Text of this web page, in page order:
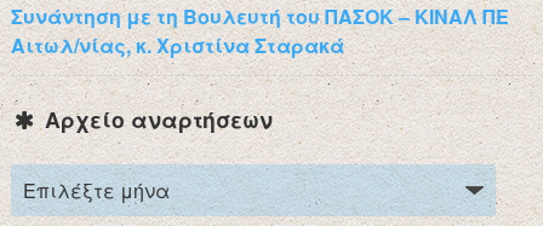
Συνάντηση με τη Βουλευτή του ΠΑΣΟΚ – ΚΙΝΑΛ ΠΕ
Αιτωλ/νίας, κ. Χριστίνα Σταρακά
Αρχείο αναρτήσεων